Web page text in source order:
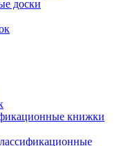
доски
книжки